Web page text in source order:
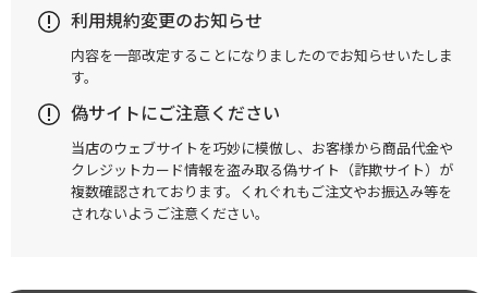
利用規約変更のお知らせ
内容を一部改定することになりましたのでお知らせいたしま
す。
偽サイトにご注意ください
当店のウェブサイトを巧妙に模倣し、お客様から商品代金や
クレジットカード情報を盗み取る偽サイト（詐欺サイト）が
複数確認されております。くれぐれもご注文やお振込み等を
されないようご注意ください。